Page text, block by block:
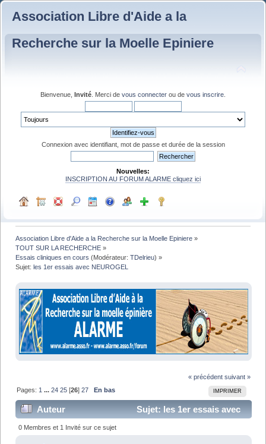
Association Libre d'Aide a la
Recherche sur la Moelle Epiniere
Bienvenue, Invité . Merci de vous connecter ou de vous inscrire
Connexion avec identifiant, mot de passe et durée de la session
Nouvelles:
INSCRIPTION AU FORUM ALARME cliquez ici
Association Libre d'Aide a la Recherche sur la Moelle Epiniere »
TOUT SUR LA RECHERCHE »
Essais cliniques en cours (Modérateur:TDelrieu) »
Sujet:les 1er essais avec NEUROGEL
« précédent suivant »
IMPRIMER
Pages: 1 ...24 25 [26]27 En bas
Auteur
Sujet: les 1er essais avec
NEUROGEL (Lu 582571 fois)
0 Membres et 1 Invité sur ce sujet